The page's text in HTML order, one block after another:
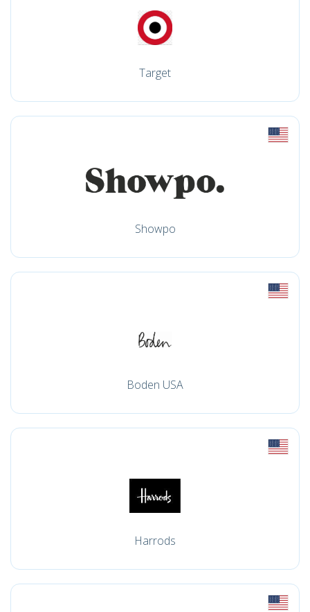
Target
Showpo
Boden USA
Harrods